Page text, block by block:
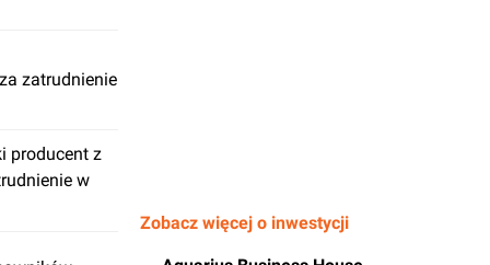
zatrudnienie
producent z
w
Zobacz więcej o inwestycji